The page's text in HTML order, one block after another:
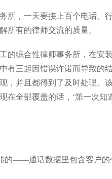
所，一天要接上百个电话。
所有的律师交流的质量。
的综合性律师事务所，在安
有三起因错误许诺而导致的
，并且都得到了及时处理。
在全部覆盖的话，‘第一次
的——通话数据里包含客户的